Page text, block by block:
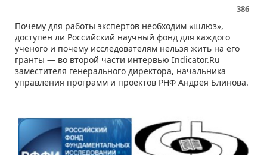
386
​Почему для работы экспертов необходим «шлюз»,
доступен ли Российский научный фонд для каждого
ученого и почему исследователям нельзя жить на его
гранты — во второй части интервью Indicator.Ru
заместителя генерального директора, начальника
управления программ и проектов РНФ Андрея Блинова.